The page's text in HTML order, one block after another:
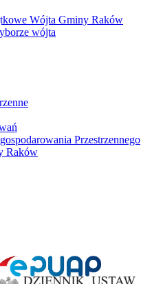
Wójta Gminy Raków
wójta
Przestrzennego
Raków